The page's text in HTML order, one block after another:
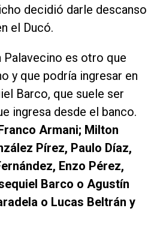
decidió darle descanso
el Ducó.
Palavecino es otro que
y que podría ingresar en
Barco, que suele ser
ingresa desde el banco.
Armani; Milton
Pírez, Paulo Díaz,
Enzo Pérez,
Barco o Agustín
o Lucas Beltrán y